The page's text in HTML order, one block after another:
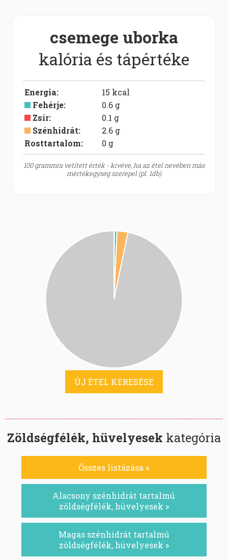
csemege uborka
kalória és tápértéke
Energia: 15 kcal
Fehérje: 0.6 g
Zsír: 0.1 g
Szénhidrát: 2.6 g
Rosttartalom:
0 g
100 grammra vetített érték - kivéve, ha az étel nevében más
mértékegység szerepel (pl. 1db)
ÚJ ÉTEL KERESÉSE
Zöldségfélék, hüvelyesek kategória
Összes listázása »
Alacsony szénhidrát tartalmú
zöldségfélék, hüvelyesek »
Magas szénhidrát tartalmú
zöldségfélék, hüvelyesek »